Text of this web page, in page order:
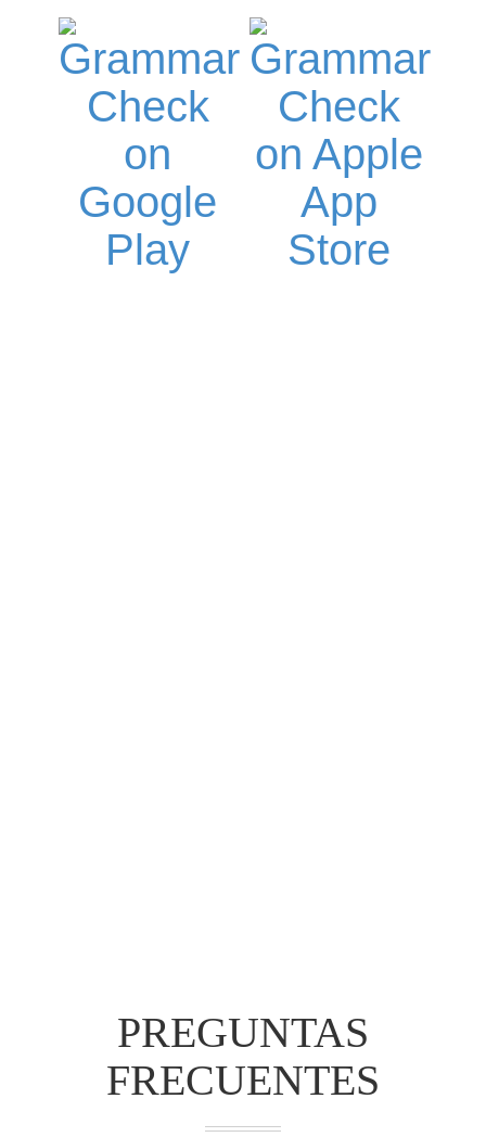
PREGUNTAS
FRECUENTES